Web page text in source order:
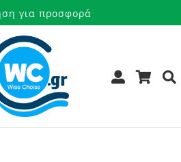
για προσφορά